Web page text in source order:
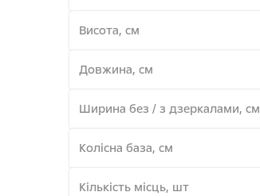
Висота, см
Довжина, см
Ширина без / з дзеркалами, см
Колiсна база, см
Кiлькiсть мiсць, шт